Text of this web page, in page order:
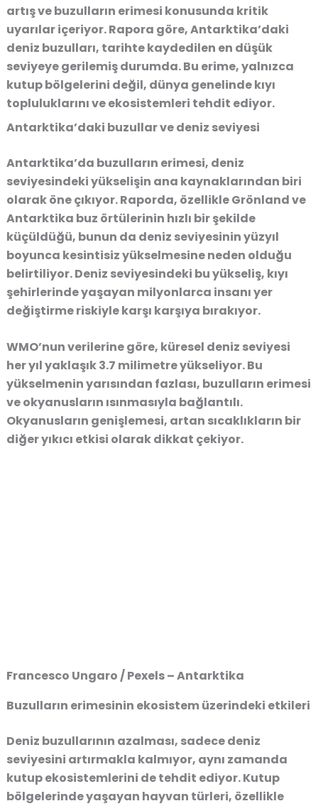
artış ve buzulların erimesi konusunda kritik
uyarılar içeriyor. Rapora göre, Antarktika’daki
deniz buzulları, tarihte kaydedilen en düşük
seviyeye gerilemiş durumda. Bu erime, yalnızca
kutup bölgelerini değil, dünya genelinde kıyı
topluluklarını ve ekosistemleri tehdit ediyor.
Antarktika’daki buzullar ve deniz seviyesi
Antarktika’da buzulların erimesi, deniz
seviyesindeki yükselişin ana kaynaklarından biri
olarak öne çıkıyor. Raporda, özellikle Grönland ve
Antarktika buz örtülerinin hızlı bir şekilde
küçüldüğü, bunun da deniz seviyesinin yüzyıl
boyunca kesintisiz yükselmesine neden olduğu
belirtiliyor. Deniz seviyesindeki bu yükseliş, kıyı
şehirlerinde yaşayan milyonlarca insanı yer
değiştirme riskiyle karşı karşıya bırakıyor.
WMO’nun verilerine göre, küresel deniz seviyesi
her yıl yaklaşık 3.7 milimetre yükseliyor. Bu
yükselmenin yarısından fazlası, buzulların erimesi
ve okyanusların ısınmasıyla bağlantılı.
Okyanusların genişlemesi, artan sıcaklıkların bir
diğer yıkıcı etkisi olarak dikkat çekiyor.
Francesco Ungaro / Pexels – Antarktika
Buzulların erimesinin ekosistem üzerindeki etkileri
Deniz buzullarının azalması, sadece deniz
seviyesini artırmakla kalmıyor, aynı zamanda
kutup ekosistemlerini de tehdit ediyor. Kutup
bölgelerinde yaşayan hayvan türleri, özellikle